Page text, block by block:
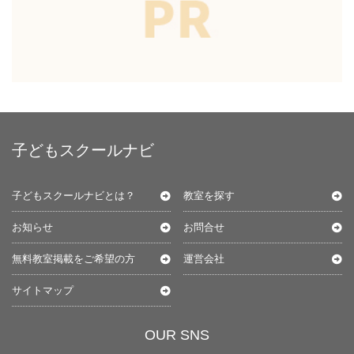
子どもスクールナビ
子どもスクールナビとは？ 教室を探す
お知らせ お問合せ
無料教室掲載をご希望の方 運営会社
サイトマップ
OUR SNS